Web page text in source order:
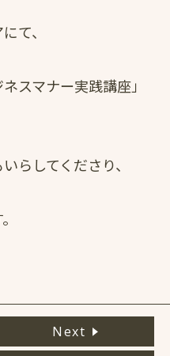
て、
スマナー実践講座」
らしてくださり、
Next